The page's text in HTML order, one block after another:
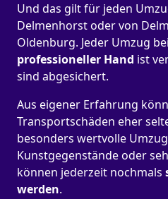
Und das gilt für jeden
Delmenhorst oder von
Oldenburg. Jeder Umzug
professioneller Hand ist
sind abgesichert.
Aus eigener Erfahrung
Transportschäden eher
besonders wertvolle
Kunstgegenstände oder
können jederzeit nochmals
werden.